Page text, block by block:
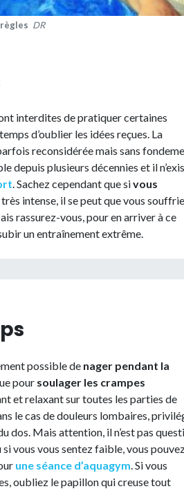
DR
interdites de pratiquer certaines
d’oublier les idées reçues. La
reconsidérée mais sans
depuis plusieurs décennies et il
. Sachez cependant que sivous
intense, il se peut que vous
rassurez-vous, pour en arriver à ce
un entraînement extrême.
possible de nager pendant la
pour soulager les crampes
et relaxant sur toutes les parties de
le cas de douleurs lombaires,
dos. Mais attention, il n’est pas
si vous vous sentez faible, vous
une séance d’aquagym. Si vous
oubliez le papillon qui creuse tout